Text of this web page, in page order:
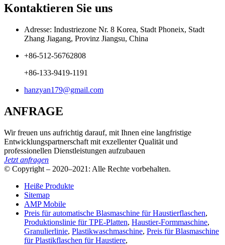
Kontaktieren Sie uns
Adresse: Industriezone Nr. 8 Korea, Stadt Phoneix, Stadt
Zhang Jiagang, Provinz Jiangsu, China
+86-512-56762808
+86-133-9419-1191
hanzyan179@gmail.com
ANFRAGE
Wir freuen uns aufrichtig darauf, mit Ihnen eine langfristige
Entwicklungspartnerschaft mit exzellenter Qualität und
professionellen Dienstleistungen aufzubauen
Jetzt anfragen
© Copyright – 2020–2021: Alle Rechte vorbehalten.
Heiße Produkte
Sitemap
AMP Mobile
Preis für automatische Blasmaschine für Haustierflaschen,
Produktionslinie für TPE-Platten, Haustier-Formmaschine,
Granulierlinie, Plastikwaschmaschine, Preis für Blasmaschine
für Plastikflaschen für Haustiere,